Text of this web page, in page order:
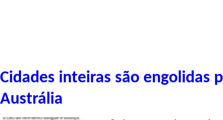
Cidades inteiras são engolidas
Austrália